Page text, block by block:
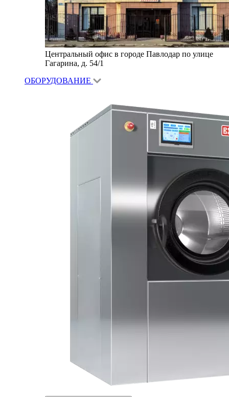
Центральный офис в городе Павлодар по улице
Гагарина, д. 54/1
ОБОРУДОВАНИЕ